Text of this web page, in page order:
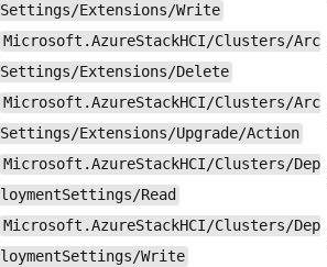
Settings/Extensions/Write
Microsoft.AzureStackHCI/Clusters/Arc
Settings/Extensions/Delete
Microsoft.AzureStackHCI/Clusters/Arc
Settings/Extensions/Upgrade/Action
Microsoft.AzureStackHCI/Clusters/Dep
loymentSettings/Read
Microsoft.AzureStackHCI/Clusters/Dep
loymentSettings/Write